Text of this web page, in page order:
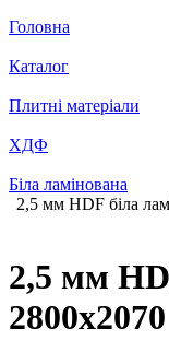
Головна
Каталог
Плитні матеріали
ХДФ
Біла ламінована
2,5 мм HDF біла
2,5 мм